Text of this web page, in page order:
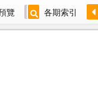
覽 各期索引